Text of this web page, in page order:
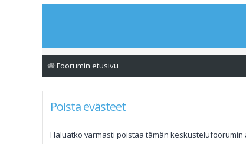
Foorumin etusivu
Poista evästeet
Haluatko varmasti poistaa tämän keskustelufoorumin